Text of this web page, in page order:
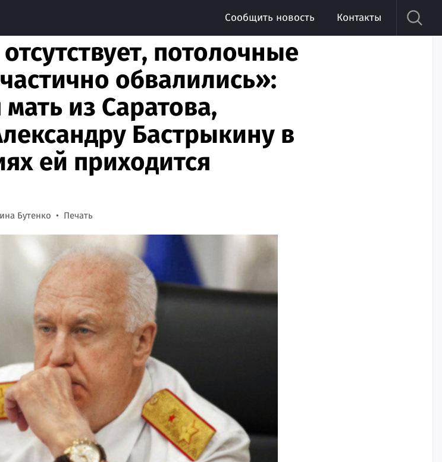
Сообщить новость Контакты
потолочные
обвалились»:
из Саратова,
Бастрыкину в
ей приходится
Бутенко Печать